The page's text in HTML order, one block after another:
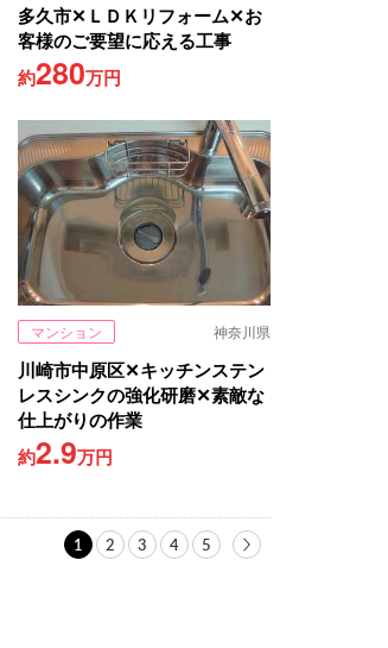
多久市✕ＬＤＫリフォーム✕お
客様のご要望に応える工事
約280万円
マンション 神奈川県
川崎市中原区✕キッチンステン
レスシンクの強化研磨✕素敵な
仕上がりの作業
約2.9万円
1 2 3 4 5